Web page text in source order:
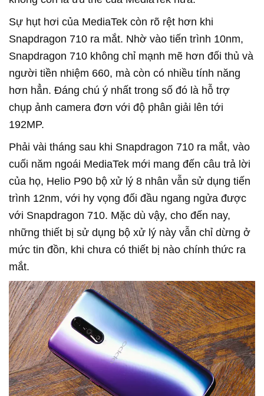
Sự hụt hơi của MediaTek còn rõ rệt hơn khi
Snapdragon 710 ra mắt. Nhờ vào tiến trình 10nm,
Snapdragon 710 không chỉ mạnh mẽ hơn đối thủ và
người tiền nhiệm 660, mà còn có nhiều tính năng
hơn hẳn. Đáng chú ý nhất trong số đó là hỗ trợ
chụp ảnh camera đơn với độ phân giải lên tới
192MP.
Phải vài tháng sau khi Snapdragon 710 ra mắt, vào
cuối năm ngoái MediaTek mới mang đến câu trả lời
của họ, Helio P90 bộ xử lý 8 nhân vẫn sử dụng tiến
trình 12nm, với hy vọng đối đầu ngang ngửa được
với Snapdragon 710. Mặc dù vậy, cho đến nay,
những thiết bị sử dụng bộ xử lý này vẫn chỉ dừng ở
mức tin đồn, khi chưa có thiết bị nào chính thức ra
mắt.